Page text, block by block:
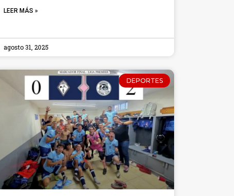
LEER MÁS »
agosto 31, 2025
DEPORTES